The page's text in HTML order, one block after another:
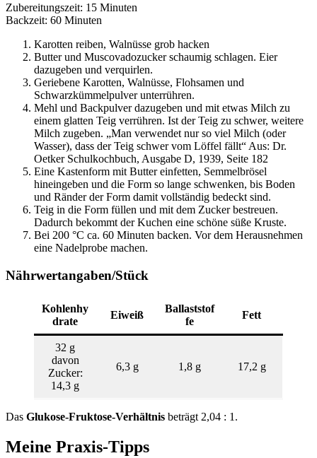
Zubereitungszeit: 15 Minuten
Backzeit: 60 Minuten
Karotten reiben, Walnüsse grob hacken
Butter und Muscovadozucker schaumig schlagen. Eier
dazugeben und verquirlen.
Geriebene Karotten, Walnüsse, Flohsamen und
Schwarzkümmelpulver unterrühren.
Mehl und Backpulver dazugeben und mit etwas Milch zu
einem glatten Teig verrühren. Ist der Teig zu schwer, weitere
Milch zugeben. „Man verwendet nur so viel Milch (oder
Wasser), dass der Teig schwer vom Löffel fällt“ Aus: Dr.
Oetker Schulkochbuch, Ausgabe D, 1939, Seite 182
Eine Kastenform mit Butter einfetten, Semmelbrösel
hineingeben und die Form so lange schwenken, bis Boden
und Ränder der Form damit vollständig bedeckt sind.
Teig in die Form füllen und mit dem Zucker bestreuen.
Dadurch bekommt der Kuchen eine schöne süße Kruste.
Bei 200 °C ca. 60 Minuten backen. Vor dem Herausnehmen
eine Nadelprobe machen.
Nährwertangaben/Stück
Kohlenhy
drate
Eiweiß
Ballaststof
fe
Fett
32 g
davon
Zucker:
14,3 g
6,3 g 1,8 g 17,2 g
Das Glukose-Fruktose-Verhältnis beträgt 2,04 : 1.
Meine Praxis-Tipps